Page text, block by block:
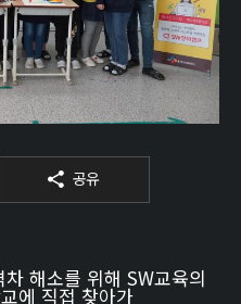
공유
해소를 위해 SW교육의
에 직접 찾아가